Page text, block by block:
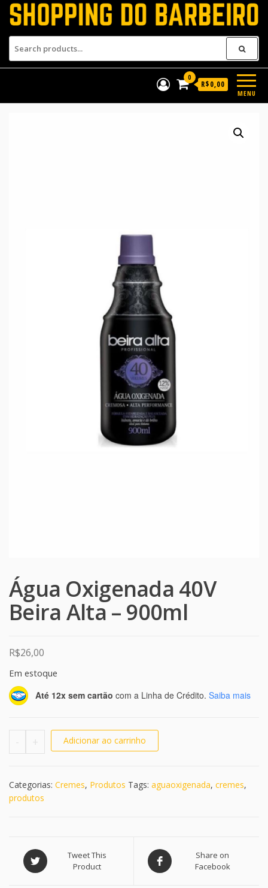
Shopping do BarbeiroProdutos para barbeiros e
MENU
0
R$0,00
Água Oxigenada 40V
Beira Alta – 900ml
R$26,00
Em estoque
Até 12x sem cartão com a Linha de Crédito. Saiba mais
- Água Oxigenada 40V Beira Alta - 900ml quantidade
+ Adicionar ao carrinho
Categorias: Cremes, Produtos Tags: aguaoxigenada, cremes,
produtos
Tweet This
Product
Share on
Facebook